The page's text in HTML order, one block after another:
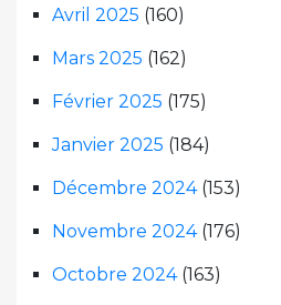
Avril 2025 (160)
Mars 2025 (162)
Février 2025 (175)
Janvier 2025 (184)
Décembre 2024(153)
Novembre 2024(176)
Octobre 2024(163)